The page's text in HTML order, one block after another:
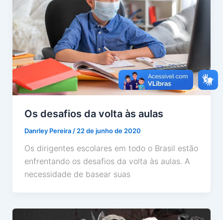
Os desafios da volta às aulas
Danrley Pereira / 22 de junho de 2020
Os dirigentes escolares em todo o Brasil estão
enfrentando os desafios da volta às aulas. A
necessidade de basear suas